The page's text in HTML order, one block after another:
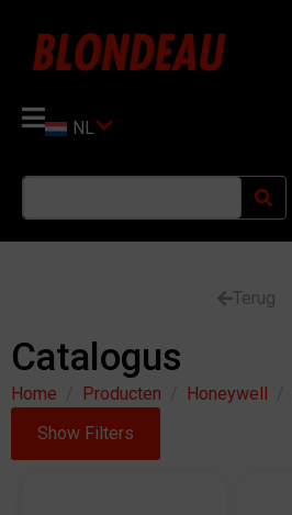
NL
Terug
Catalogus
Home Producten Honeywell
Show Filters